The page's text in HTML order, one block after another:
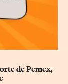
de Pemex,